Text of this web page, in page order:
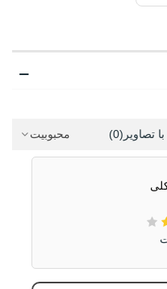
سبک
با تصاویر (0) محبوبیت